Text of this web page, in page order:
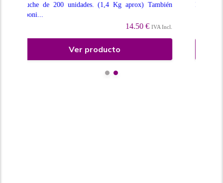
También
Estuche de 200 unidades. También de Vent...
Ver producto